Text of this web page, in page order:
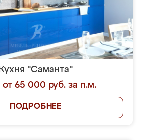
Кухня "Саманта"
от 65 000 руб. за п.м.
ПОДРОБНЕЕ